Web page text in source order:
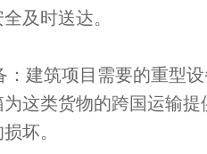
及时送达。
：建筑项目需要的重型
这类货物的跨国运输
坏。